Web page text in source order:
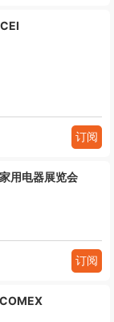
印度消费电子及家电展览会 CEI
订阅
用电器展览会
订阅